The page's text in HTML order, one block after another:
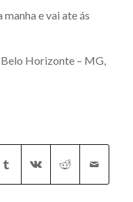
e vai ate ás
Horizonte – MG,